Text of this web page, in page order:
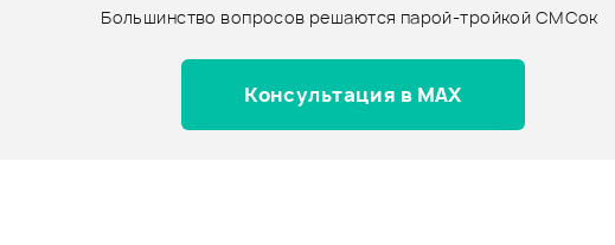
Большинство вопросов решаются парой-тройкой СМСок
Консультация в MAX